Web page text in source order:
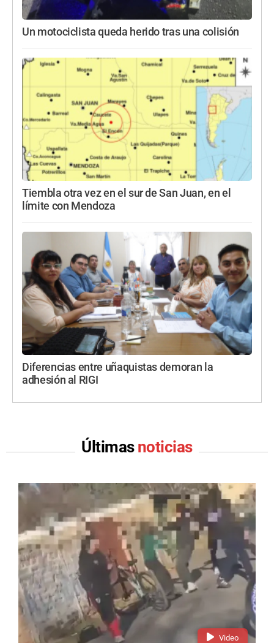
Un motociclista queda herido tras una colisión
Tiembla otra vez en el sur de San Juan, en el
límite con Mendoza
Diferencias entre uñaquistas demoran la
adhesión al RIGI
Últimas noticias
Video